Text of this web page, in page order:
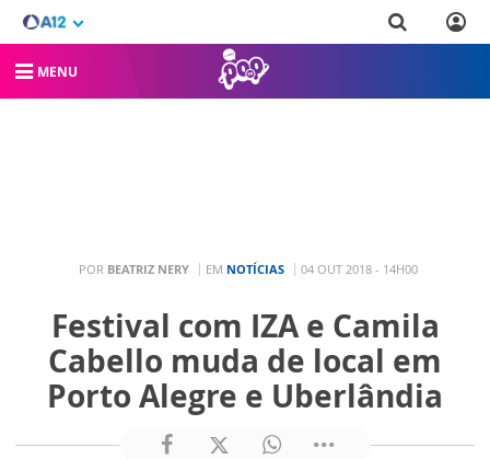
MENU
POR BEATRIZ NERY EM NOTÍCIAS 04 OUT 2018 - 14H00
Festival com IZA e Camila
Cabello muda de local em
Porto Alegre e Uberlândia